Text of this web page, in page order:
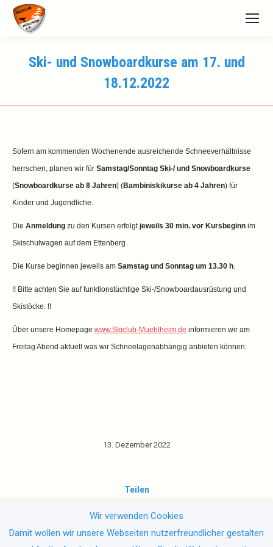
Ski- und Snowboardkurse am 17. und
18.12.2022
Sofern am kommenden Wochenende ausreichende Schneeverhältnisse
herrschen, planen wir für Samstag/Sonntag Ski-/ und Snowboardkurse
(Snowboardkurse ab 8 Jahren) (Bambiniskikurse ab 4 Jahren) für
Kinder und Jugendliche.
Die Anmeldung zu den Kursen erfolgtjeweils 30 min. vor Kursbeginn im
Skischulwagen auf dem Ettenberg.
Die Kurse beginnen jeweils am Samstag und Sonntag um 13.30 h.
!! Bitte achten Sie auf funktionstüchtige Ski-/Snowboardausrüstung und
Skistöcke. !!
Über unsere Homepage www.Skiclub-Muehlheim.de informieren wir am
Freitag Abend aktuell was wir Schneelagenabhängig anbieten können.
13. Dezember 2022
Teilen
Share
on
Wir verwenden Cookies
Damit wollen wir unsere Webseiten nutzerfreundlicher gestalten